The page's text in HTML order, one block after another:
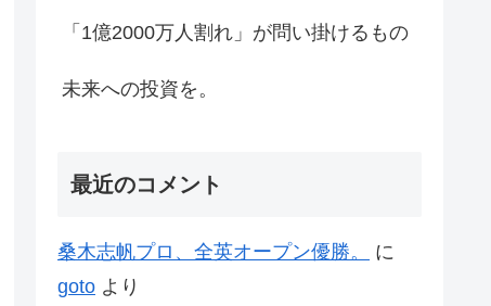
「1億2000万人割れ」が問い掛けるもの
未来への投資を。
最近のコメント
桑木志帆プロ、全英オープン優勝。
に
goto より